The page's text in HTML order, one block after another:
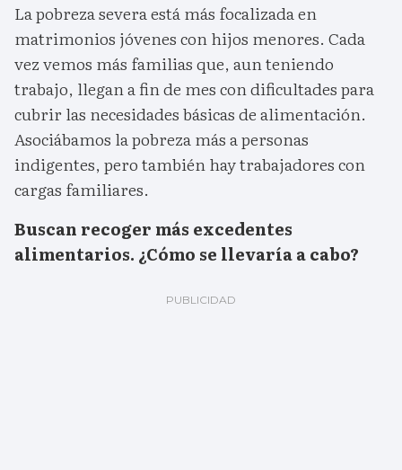
La pobreza severa está más focalizada en
matrimonios jóvenes con hijos menores. Cada
vez vemos más familias que, aun teniendo
trabajo, llegan a fin de mes con dificultades para
cubrir las necesidades básicas de alimentación.
Asociábamos la pobreza más a personas
indigentes, pero también hay trabajadores con
cargas familiares.
Buscan recoger más excedentes
alimentarios. ¿Cómo se llevaría a cabo?